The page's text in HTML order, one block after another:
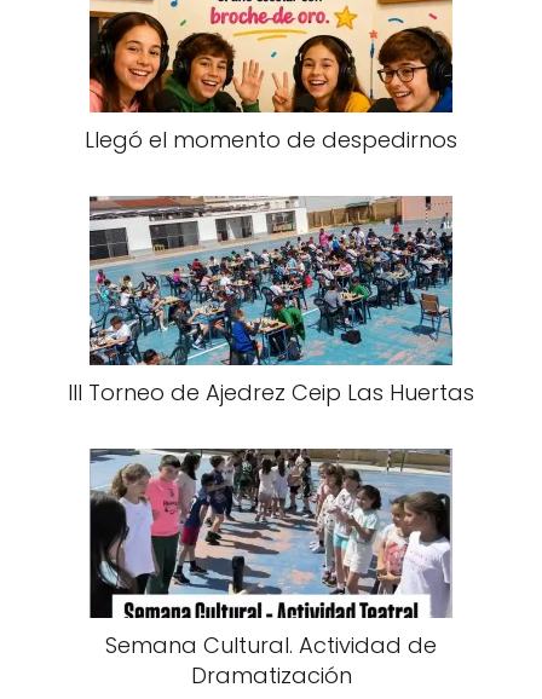
Llegó el momento de despedirnos
III Torneo de Ajedrez Ceip Las Huertas
Semana Cultural. Actividad de
Dramatización